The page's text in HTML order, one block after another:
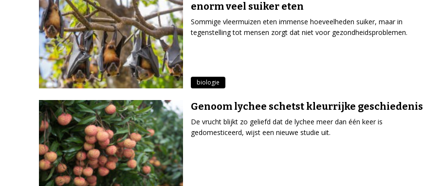
enorm veel suiker eten
Sommige vleermuizen eten immense hoeveelheden suiker, maar in
tegenstelling tot mensen zorgt dat niet voor gezondheidsproblemen.
biologie
Genoom lychee schetst kleurrijke geschiedenis
De vrucht blijkt zo geliefd dat de lychee meer dan één keer is
gedomesticeerd, wijst een nieuwe studie uit.